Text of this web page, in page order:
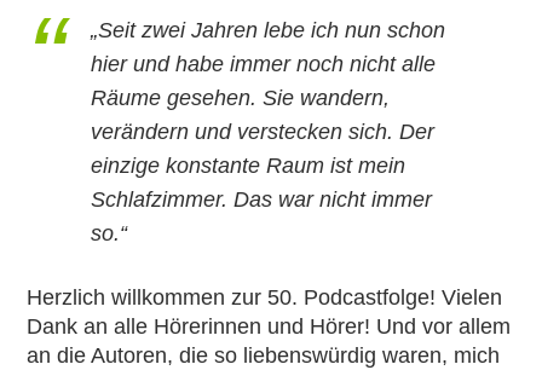
„Seit zwei Jahren lebe ich nun schon
hier und habe immer noch nicht alle
Räume gesehen. Sie wandern,
verändern und verstecken sich. Der
einzige konstante Raum ist mein
Schlafzimmer. Das war nicht immer
so.“
Herzlich willkommen zur 50. Podcastfolge! Vielen
Dank an alle Hörerinnen und Hörer! Und vor allem
an die Autoren, die so liebenswürdig waren, mich